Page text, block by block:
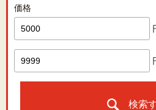
価格
検索